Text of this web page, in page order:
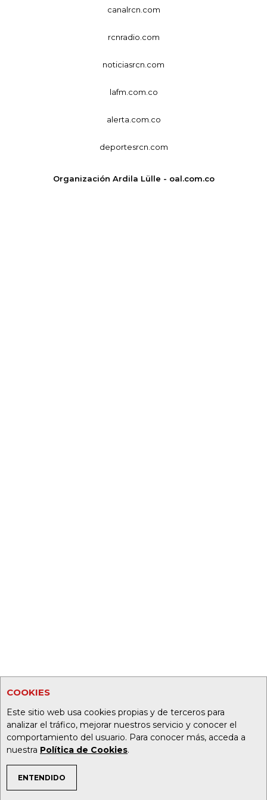
COOKIES
Este sitio web usa cookies propias y de terceros para
analizar el tráfico, mejorar nuestros servicio y conocer el
comportamiento del usuario. Para conocer más, acceda a
nuestra Política de Cookies.
ENTENDIDO
TEMAS DE INTERÉS
canalrcn.com
rcnradio.com
noticiasrcn.com
lafm.com.co
alerta.com.co
deportesrcn.com
Organización Ardila Lülle - oal.com.co